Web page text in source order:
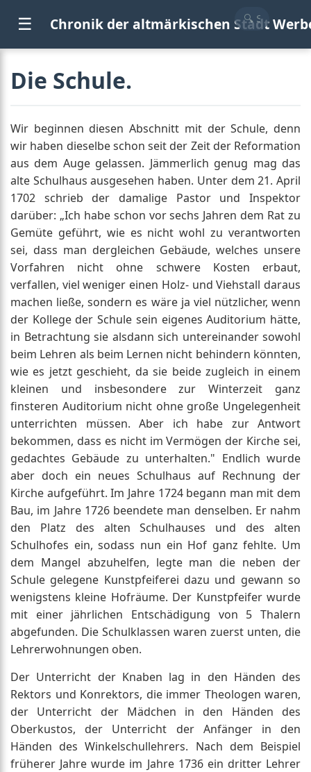
☰ Chronik der altmärkischen Stadt
Die Schule.
Wir beginnen diesen Abschnitt mit der Schule, denn
wir haben dieselbe schon seit der Zeit der Reformation
aus dem Auge gelassen. Jämmerlich genug mag das
alte Schulhaus ausgesehen haben. Unter dem 21. April
1702 schrieb der damalige Pastor und Inspektor
darüber: „Ich habe schon vor sechs Jahren dem Rat zu
Gemüte geführt, wie es nicht wohl zu verantworten
sei, dass man dergleichen Gebäude, welches unsere
Vorfahren nicht ohne schwere Kosten erbaut,
verfallen, viel weniger einen Holz- und Viehstall daraus
machen ließe, sondern es wäre ja viel nützlicher, wenn
der Kollege der Schule sein eigenes Auditorium hätte,
in Betrachtung sie alsdann sich untereinander sowohl
beim Lehren als beim Lernen nicht behindern könnten,
wie es jetzt geschieht, da sie beide zugleich in einem
kleinen und insbesondere zur Winterzeit ganz
finsteren Auditorium nicht ohne große Ungelegenheit
unterrichten müssen. Aber ich habe zur Antwort
bekommen, dass es nicht im Vermögen der Kirche sei,
gedachtes Gebäude zu unterhalten." Endlich wurde
aber doch ein neues Schulhaus auf Rechnung der
Kirche aufgeführt. Im Jahre 1724 begann man mit dem
Bau, im Jahre 1726 beendete man denselben. Er nahm
den Platz des alten Schulhauses und des alten
Schulhofes ein, sodass nun ein Hof ganz fehlte. Um
dem Mangel abzuhelfen, legte man die neben der
Schule gelegene Kunstpfeiferei dazu und gewann so
wenigstens kleine Hofräume. Der Kunstpfeifer wurde
mit einer jährlichen Entschädigung von 5 Thalern
abgefunden. Die Schulklassen waren zuerst unten, die
Lehrerwohnungen oben.
Der Unterricht der Knaben lag in den Händen des
Rektors und Konrektors, die immer Theologen waren,
der Unterricht der Mädchen in den Händen des
Oberkustos, der Unterricht der Anfänger in den
Händen des Winkelschullehrers. Nach dem Beispiel
früherer Jahre wurde im Jahre 1736 ein dritter Lehrer